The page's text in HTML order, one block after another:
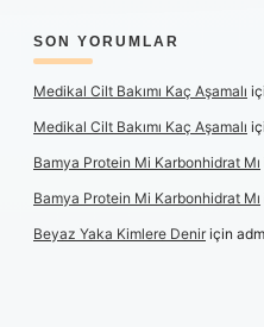
SON YORUMLAR
Medikal Cilt Bakımı Kaç Aşamalı
Medikal Cilt Bakımı Kaç Aşamalı
Bamya Protein Mi Karbonhidrat Mı
Bamya Protein Mi Karbonhidrat Mı
Beyaz Yaka Kimlere Deniriçin